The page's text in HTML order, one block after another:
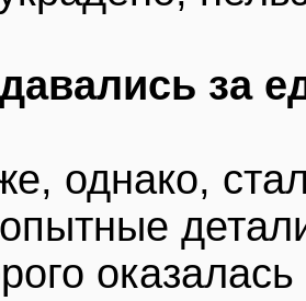
за
однако,